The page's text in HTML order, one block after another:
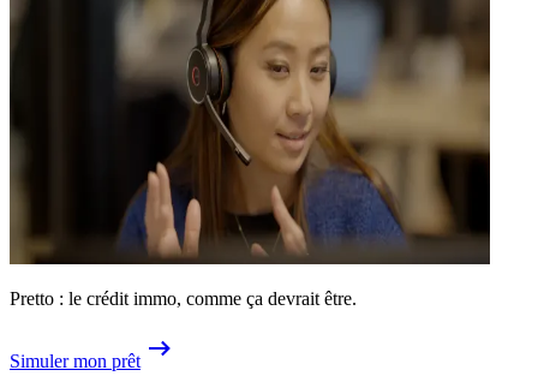
Pretto : le crédit immo, comme ça devrait être.
Simuler mon prêt